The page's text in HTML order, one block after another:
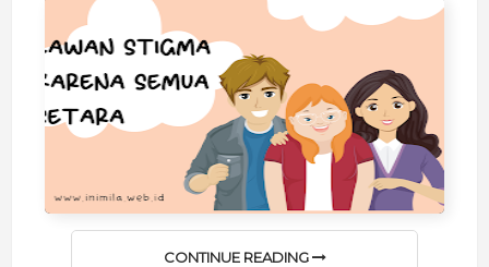
CONTINUE READING